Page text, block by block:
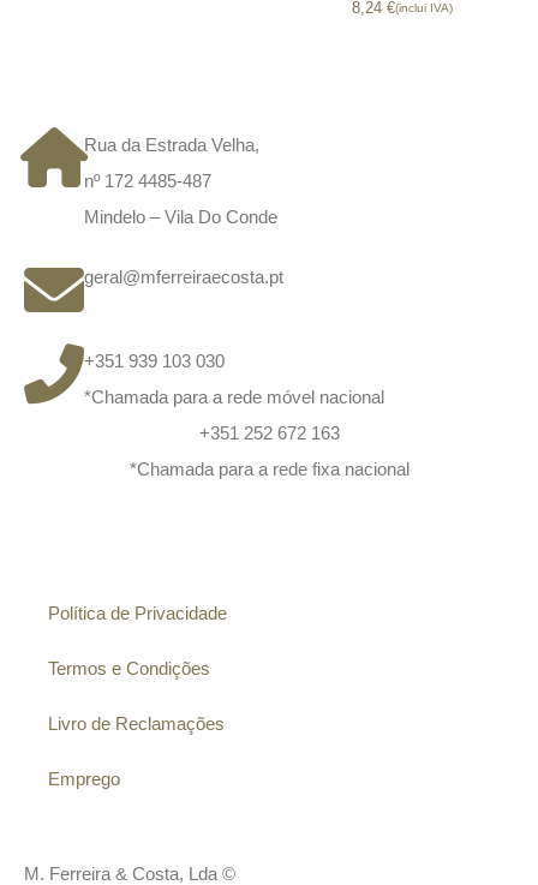
8,24 €(inclui IVA)
Rua da Estrada Velha,
nº 172 4485-487
Mindelo – Vila Do Conde
geral@mferreiraecosta.pt
+351 939 103 030
*Chamada para a rede móvel nacional
+351 252 672 163
*Chamada para a rede fixa nacional
Política de Privacidade
Termos e Condições
Livro de Reclamações
Emprego
M. Ferreira & Costa, Lda ©